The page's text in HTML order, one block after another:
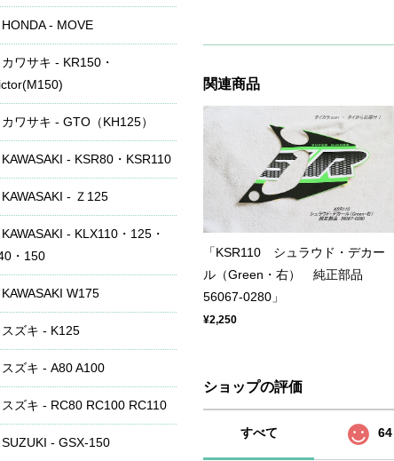
関連商品
「KSR110 シュラウド・デカー
ル（Green・右） 純正部品
56067-0280」
¥2,250
ショップの評価
すべて 64
HONDA - MOVE
カワサキ - KR150・
カワサキ - GTO（KH125）
KAWASAKI - KSR80・KSR110
KAWASAKI - Ｚ125
KAWASAKI - KLX110・125・
・150
KAWASAKI W175
スズキ - K125
スズキ - A80 A100
スズキ - RC80 RC100 RC110
SUZUKI - GSX-150